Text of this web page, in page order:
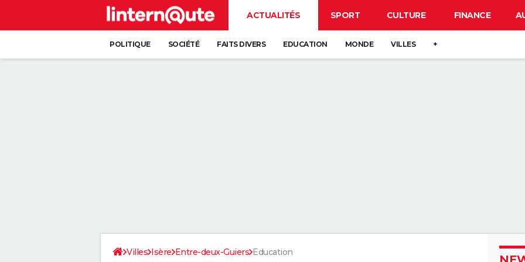
ACTUALITÉS SPORT CULTURE FINANCE
POLITIQUE SOCIÉTÉ FAITS DIVERS EDUCATION MONDE VILLES +
Villes Isère Entre-deux-Guiers Education